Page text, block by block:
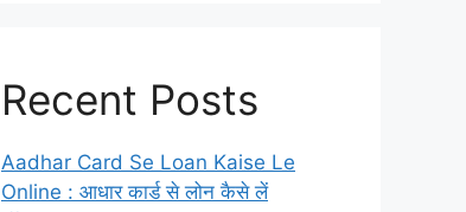
Recent Posts
Aadhar Card Se Loan Kaise Le
Online : आधार कार्ड से लोन कैसे लें